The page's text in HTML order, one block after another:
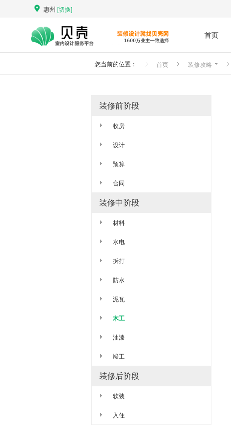
惠州 [切换]
首页
您当前的位置： 首页 装修攻略
装修前阶段
收房
设计
预算
合同
装修中阶段
材料
水电
拆打
防水
泥瓦
木工
油漆
竣工
装修后阶段
软装
入住